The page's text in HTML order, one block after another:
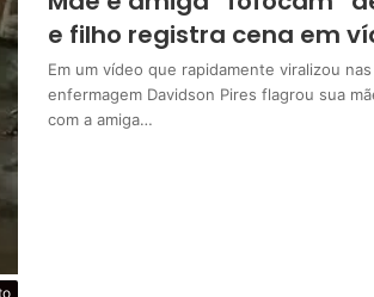
e filho registra cena em
Em um vídeo que rapidamente viralizou
enfermagem Davidson Pires flagrou sua
com a amiga…